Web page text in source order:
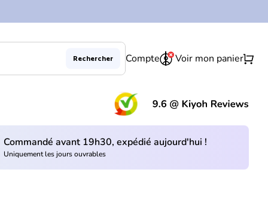
add
Rechercher Compte Voir mon paniershopping_cart
Commandé avant 19h30, expédié aujourd'hui !
Uniquement les jours ouvrables